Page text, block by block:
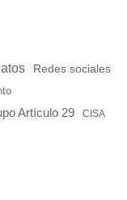
Redes sociales
Artículo 29 CISA